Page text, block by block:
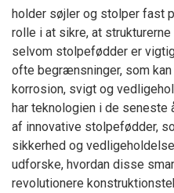
holder søjler og stolper fast
rolle i at sikre, at
selvom stolpefødder er
ofte begrænsninger, som
korrosion, svigt og
har teknologien i de seneste
af innovative stolpefødder,
sikkerhed og
udforske, hvordan disse
revolutionere